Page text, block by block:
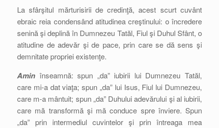
La sfârşitul mărturisirii de credinţă, acest scurt cuvânt
ebraic reia condensând atitudinea creştinului: o încredere
senină şi deplină în Dumnezeu Tatăl, Fiul şi Duhul Sfânt, o
atitudine de adevăr şi de pace, prin care se dă sens şi
demnitate propriei existenţe.
Amin înseamnă: spun „da” iubirii lui Dumnezeu Tatăl,
care mi-a dat viaţa; spun „da” lui Isus, Fiul lui Dumnezeu,
care m-a mântuit; spun „da” Duhului adevărului şi al iubirii,
care mă transformă şi mă conduce spre înviere. Spun
„da” prin intermediul cuvintelor şi prin întreaga mea